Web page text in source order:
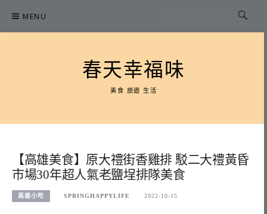
content
MENU
春天幸福味
美食 旅遊 生活
【高雄美食】原大禮街香雞排 駁二大禮黃昏
市場30年超人氣老鹽埕排隊美食
高雄小吃 SPRINGHAPPYLIFE 2022-10-15